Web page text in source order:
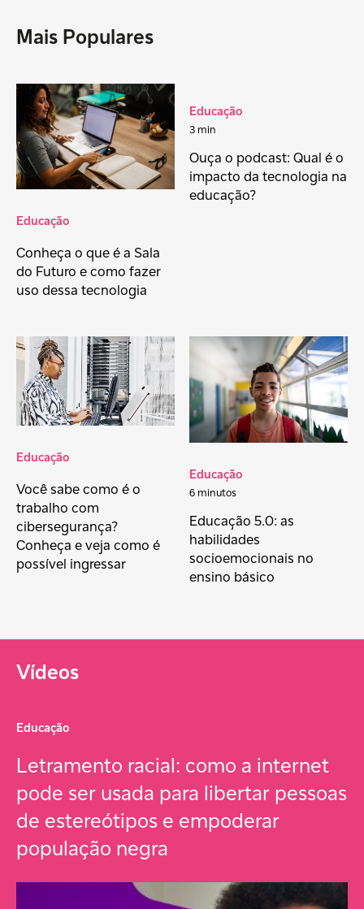
Mais Populares
Educação
Conheça o que é a Sala
do Futuro e como fazer
uso dessa tecnologia
Educação
3 min
Ouça o podcast: Qual é o
impacto da tecnologia na
educação?
Educação
Você sabe como é o
trabalho com
cibersegurança?
Conheça e veja como é
possível ingressar
Educação
6 minutos
Educação 5.0: as
habilidades
socioemocionais no
ensino básico
Vídeos
Educação
Letramento racial: como a internet
pode ser usada para libertar pessoas
de estereótipos e empoderar
população negra